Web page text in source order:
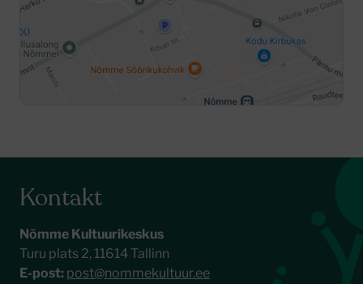
Kontakt
Nõmme Kultuurikeskus
Turu plats 2, 11614 Tallinn
E-post: post@nommekultuur.ee